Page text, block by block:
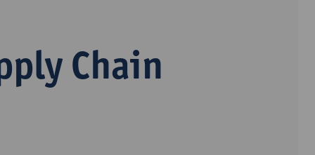
Chain